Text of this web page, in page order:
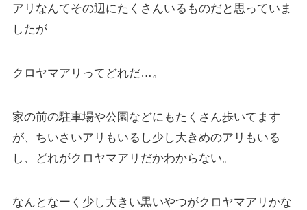
アリなんてその辺にたくさんいるものだと思っていま
したが
クロヤマアリってどれだ…。
家の前の駐車場や公園などにもたくさん歩いてます
が、ちいさいアリもいるし少し大きめのアリもいる
し、どれがクロヤマアリだかわからない。
なんとなーく少し大きい黒いやつがクロヤマアリかな